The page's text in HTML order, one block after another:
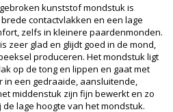
kunststof mondstuk is
contactvlakken en een lage
zelfs in kleinere paardenmonden.
zeer glad en glijdt goed in de mond,
produceren. Het mondstuk ligt
op de tong en lippen en gaat met
in een gedraaide, aansluitende,
middenstuk zijn fijn bewerkt en zo
lage hoogte van het mondstuk.